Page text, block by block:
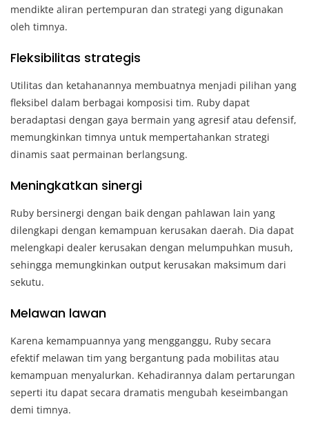
mendikte aliran pertempuran dan strategi yang digunakan
oleh timnya.
Fleksibilitas strategis
Utilitas dan ketahanannya membuatnya menjadi pilihan yang
fleksibel dalam berbagai komposisi tim. Ruby dapat
beradaptasi dengan gaya bermain yang agresif atau defensif,
memungkinkan timnya untuk mempertahankan strategi
dinamis saat permainan berlangsung.
Meningkatkan sinergi
Ruby bersinergi dengan baik dengan pahlawan lain yang
dilengkapi dengan kemampuan kerusakan daerah. Dia dapat
melengkapi dealer kerusakan dengan melumpuhkan musuh,
sehingga memungkinkan output kerusakan maksimum dari
sekutu.
Melawan lawan
Karena kemampuannya yang mengganggu, Ruby secara
efektif melawan tim yang bergantung pada mobilitas atau
kemampuan menyalurkan. Kehadirannya dalam pertarungan
seperti itu dapat secara dramatis mengubah keseimbangan
demi timnya.